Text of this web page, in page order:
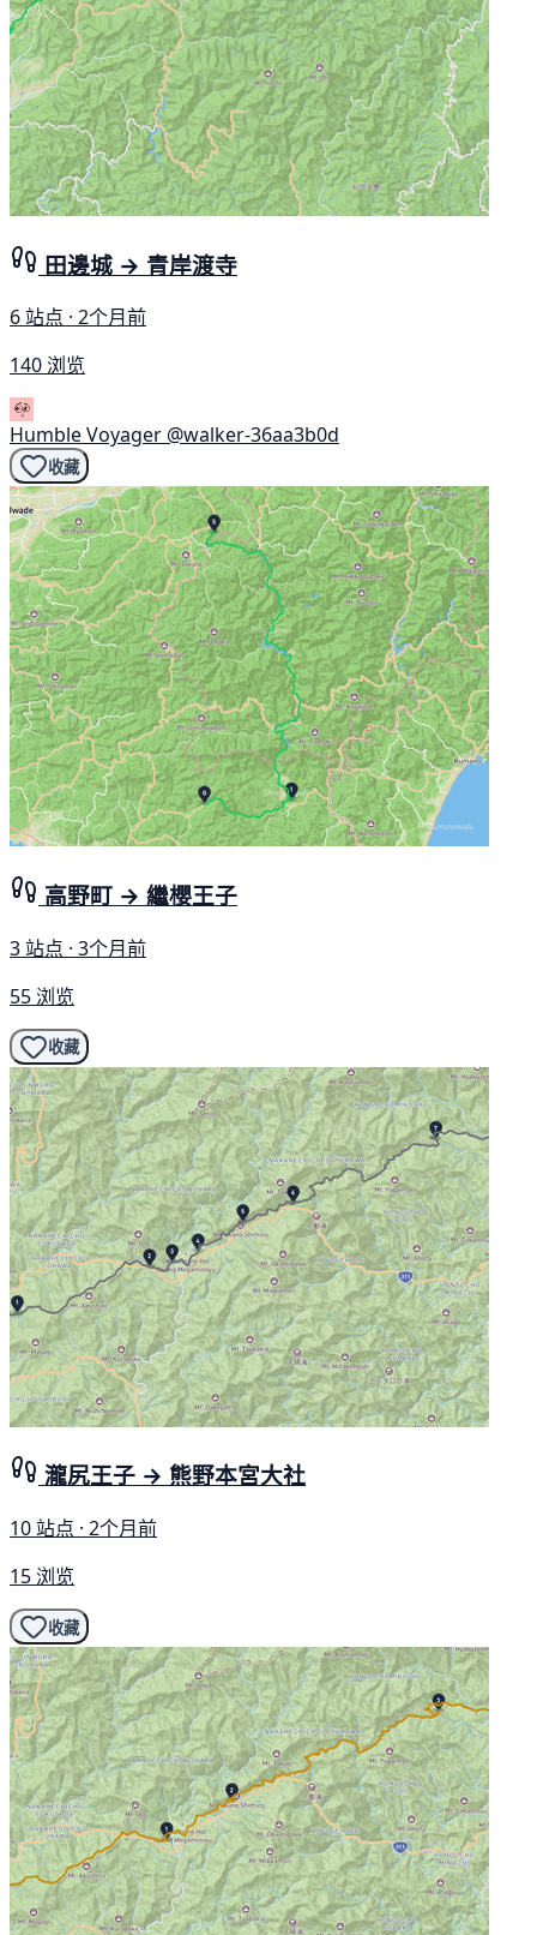
田邊城 → 青岸渡寺
6 站点 · 2个月前
140 浏览
Humble Voyager @walker-36aa3b0d
收藏
高野町 → 繼櫻王子
3 站点 · 3个月前
55 浏览
收藏
瀧尻王子 → 熊野本宮大社
10 站点 · 2个月前
15 浏览
收藏